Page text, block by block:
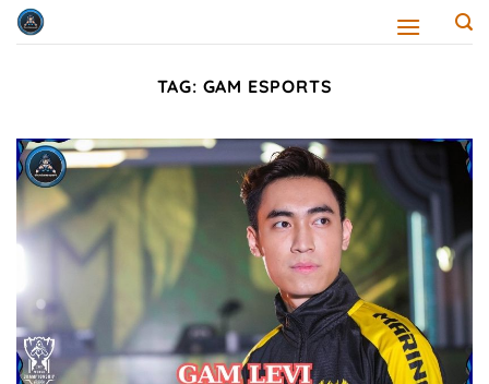
Skip
TAG: GAM ESPORTS